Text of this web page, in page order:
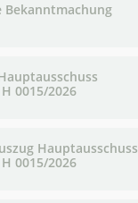
Bekanntmachung
0015/2026
Hauptausschuss
0015/2026